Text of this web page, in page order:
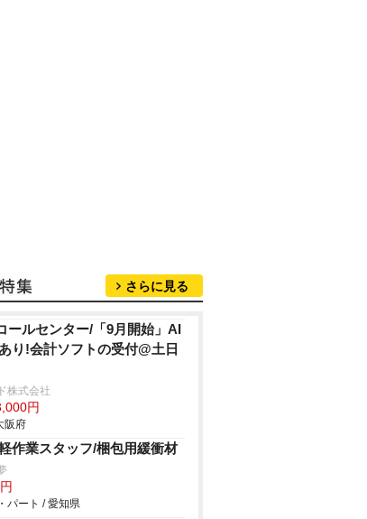
さらに見る
ールセンター/「9月開始」AI
り!会計ソフトの受付@土日
株式会社
円
阪府
作業スタッフ/梱包用緩衝材
パート / 愛知県